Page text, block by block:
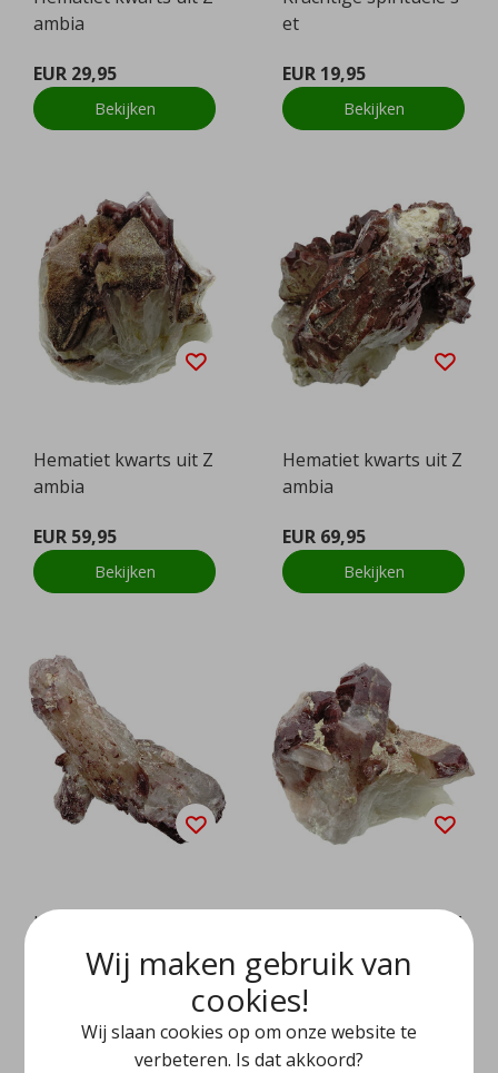
ambia
EUR 29,95
Bekijken
et
EUR 19,95
Bekijken
Hematiet kwarts uit Z
ambia
EUR 59,95
Bekijken
Hematiet kwarts uit Z
ambia
EUR 69,95
Bekijken
Hematiet kwarts uit Z
Bekijken
Hematiet kwarts uit Z
ambia
EUR 49,95
Bekijken
Wij maken gebruik van
cookies!
Wij slaan cookies op om onze website te
verbeteren. Is dat akkoord?